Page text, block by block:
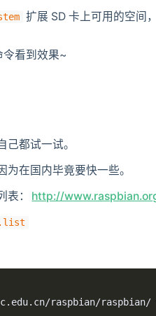
扩展 SD 卡上可用的空间
令看到效果~
己都试一试。
在国内毕竟要快一些。
：
http://
raspbian/raspbian/